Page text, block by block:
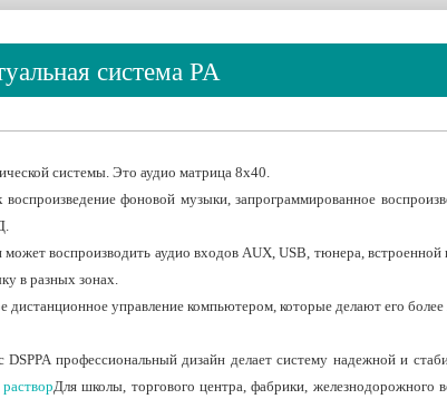
система PA
системы. Это аудио матрица 8x40.
фоновой музыки, запрограммированное
воспроизводить аудио входов AUX, USB, тюнера, встроенной
в разных зонах.
управление компьютером, которые делают его более
профессиональный дизайн делает систему надежной и
Для школы, торгового центра, фабрики, железнодорожного